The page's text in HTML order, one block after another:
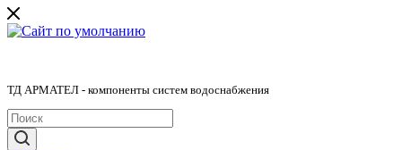
ТД АРМАТЕЛ - компоненты систем водоснабжения